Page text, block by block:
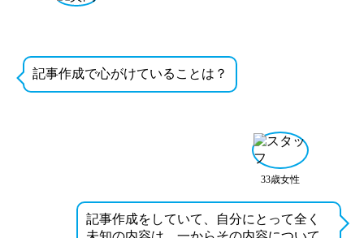
記事作成で心がけていることは？
33歳女性
記事作成をしていて、自分にとって全く